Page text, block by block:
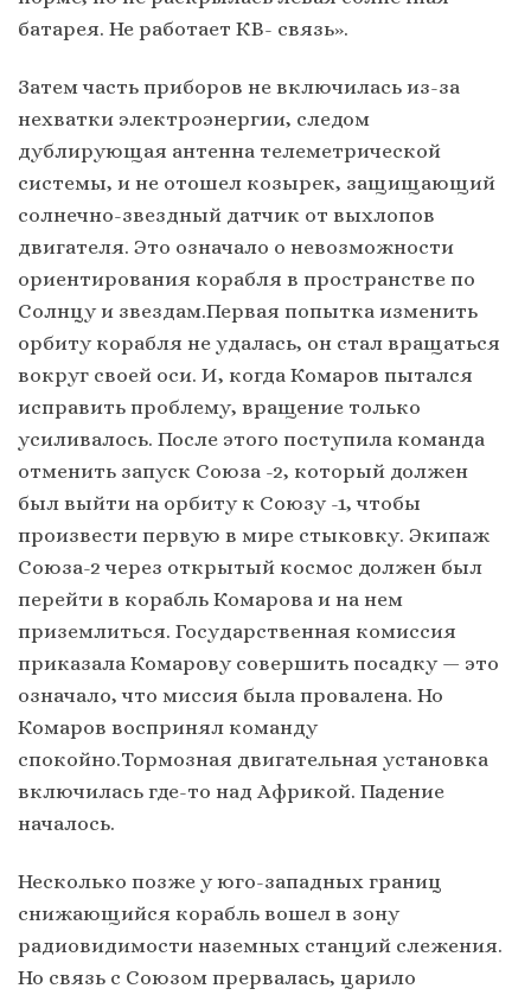
батарея. Не работает КВ- связь».
Затем часть приборов не включилась из-за
нехватки электроэнергии, следом
дублирующая антенна телеметрической
системы, и не отошел козырек, защищающий
солнечно-звездный датчик от выхлопов
двигателя. Это означало о невозможности
ориентирования корабля в пространстве по
Солнцу и звездам.Первая попытка изменить
орбиту корабля не удалась, он стал вращаться
вокруг своей оси. И, когда Комаров пытался
исправить проблему, вращение только
усиливалось. После этого поступила команда
отменить запуск Союза -2, который должен
был выйти на орбиту к Союзу -1, чтобы
произвести первую в мире стыковку. Экипаж
Союза-2 через открытый космос должен был
перейти в корабль Комарова и на нем
приземлиться. Государственная комиссия
приказала Комарову совершить посадку — это
означало, что миссия была провалена. Но
Комаров воспринял команду
спокойно.Тормозная двигательная установка
включилась где-то над Африкой. Падение
началось.
Несколько позже у юго-западных границ
снижающийся корабль вошел в зону
радиовидимости наземных станций слежения.
Но связь с Союзом прервалась, царило